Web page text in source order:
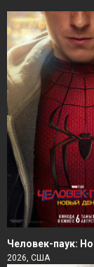
Человек-паук:
2026, США